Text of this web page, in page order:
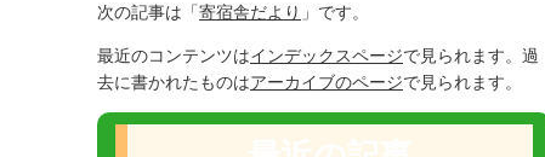
次の記事は「寄宿舎だより 」です。
最近のコンテンツはインデックスページで見られます。過
去に書かれたものはアーカイブのページで見られます。